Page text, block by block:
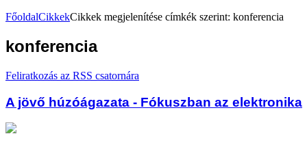
FőoldalCikkekCikkek megjelenítése címkék szerint: konferencia
konferencia
Feliratkozás az RSS csatornára
A jövő húzóágazata - Fókuszban az elektronika